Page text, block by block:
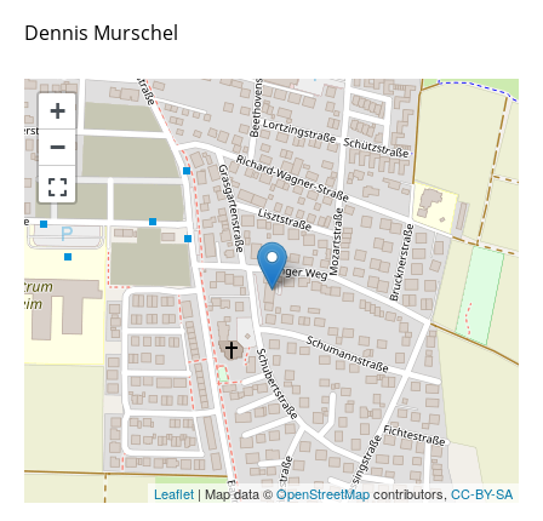
Dennis Murschel
+
−
Leaflet | Map data ©OpenStreetMapcontributors, CC-BY-SA